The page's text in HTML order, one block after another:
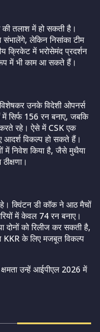
तलाश में हो सकती है।
संभालेंगे, लेकिन निसांका टीम
क्रिकेट में भरोसेमंद प्रदर्शन
में भी काम आ सकते हैं।
उनके विदेशी ओपनर्स
सिर्फ 156 रन बनाए, जबकि
रहे। ऐसे में CSK एक
विकल्प हो सकते हैं।
में निवेश किया है, जैसे मुथैया
क्विंटन डी कॉक ने आठ मैचों
में केवल 74 रन बनाए।
को रिलीज कर सकती है,
KKR के लिए मजबूत विकल्प
उन्हें आईपीएल 2026 में